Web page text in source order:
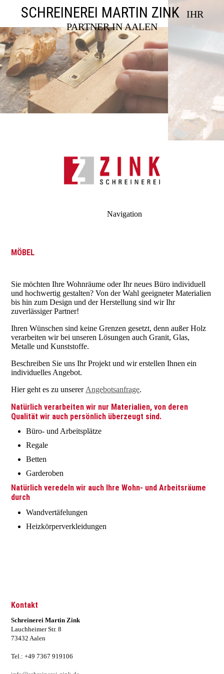
SCHREINEREI MARTIN ZINK
IHR
PARTNER IN AALEN
Navigation
MÖBEL
Sie möchten Ihre Wohnräume oder Ihr neues Büro individuell
und hochwertig gestalten? Von der Wahl geeigneter Materialien
bis hin zum Design und der Herstellung sind wir Ihr
zuverlässiger Partner!
Ihren Wünschen sind keine Grenzen gesetzt, denn außer Holz
verarbeiten wir bei unseren Lösungen auch Granit, Glas,
Metalle und Kunststoffe.
Beschreiben Sie uns Ihr Projekt und wir erstellen Ihnen ein
individuelles Angebot.
Hier geht es zu unserer Angebotsanfrage.
Natürlich verarbeiten wir nur Materialien, von deren
Qualität wir auch persönlich überzeugt sind.
Büro- und Arbeitsplätze
Regale
Betten
Garderoben
Natürlich veredeln wir auch Ihre Wohn- und Arbeitsräume
durch
Wandvertäfelungen
Heizkörperverkleidungen
Kontakt
Schreinerei Martin Zink
Lauchheimer Str. 8
73432 Aalen
Tel.: +49 7367 919106